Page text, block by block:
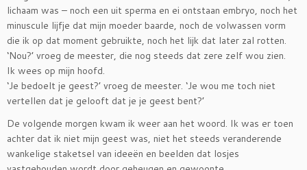
lichaam was – noch een uit sperma en ei ontstaan embryo, noch het
minuscule lijfje dat mijn moeder baarde, noch de volwassen vorm
die ik op dat moment gebruikte, noch het lijk dat later zal rotten.
‘Nou?’ vroeg de meester, die nog steeds dat zere zelf wou zien.
Ik wees op mijn hoofd.
‘Je bedoelt je geest?’ vroeg de meester. ‘Je wou me toch niet
vertellen dat je gelooft dat je je geest bent?’
De volgende morgen kwam ik weer aan het woord. Ik was er toen
achter dat ik niet mijn geest was, niet het steeds veranderende
wankelige staketsel van ideeën en beelden dat losjes